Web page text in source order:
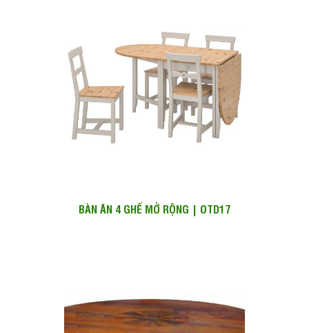
BÀN ĂN 4 GHẾ MỞ RỘNG | OTD17